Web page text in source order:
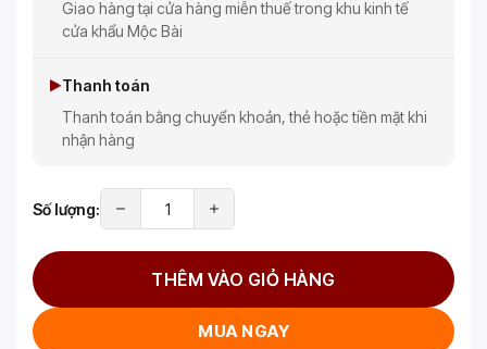
Giao hàng tại cửa hàng miễn thuế trong khu kinh tế
cửa khẩu Mộc Bài
Thanh toán
Thanh toán bằng chuyển khoản, thẻ hoặc tiền mặt khi
nhận hàng
Số lượng:
THÊM VÀO GIỎ HÀNG
MUA NGAY